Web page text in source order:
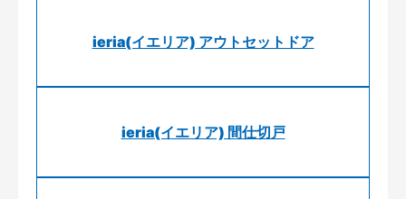
ieria(イエリア) アウトセットドア
ieria(イエリア) 間仕切戸